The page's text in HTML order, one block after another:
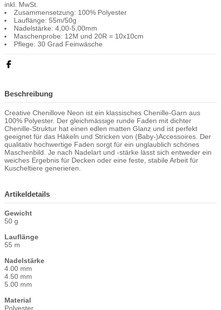
inkl. MwSt.
Zusammensetzung: 100% Polyester
Lauflänge: 55m/50g
Nadelstärke: 4,00-5,00mm
Maschenprobe: 12M und 20R = 10x10cm
Pflege: 30 Grad Feinwäsche
Beschreibung
Creative Chenillove Neon ist ein klassisches Chenille-Garn aus
100% Polyester. Der gleichmässige runde Faden mit dichter
Chenille-Struktur hat einen edlen matten Glanz und ist perfekt
geeignet für das Häkeln und Stricken von (Baby-)Accessoires. Der
qualitativ hochwertige Faden sorgt für ein unglaublich schönes
Maschenbild. Je nach Nadelart und -stärke lässt sich entweder ein
weiches Ergebnis für Decken oder eine feste, stabile Arbeit für
Kuscheltiere generieren.
Artikeldetails
Gewicht
50 g
Lauflänge
55 m
Nadelstärke
4.00 mm
4.50 mm
5.00 mm
Material
Polyester